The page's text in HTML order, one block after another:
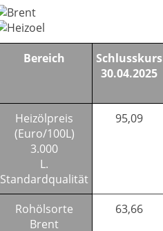
Bereich
Schlusskurs
30.04.2025
Heizölpreis
(Euro/100L)
3.000
L.
Standardqualität
95,09
Rohölsorte
Brent
63,66